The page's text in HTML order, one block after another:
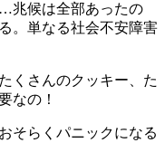
兆候は全部あったの
。単なる社会不安障害
くさんのクッキー、た
なの！
そらくパニックになる